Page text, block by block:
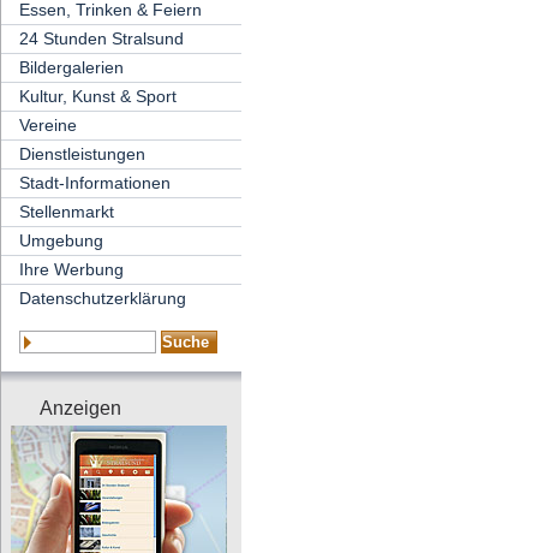
Essen, Trinken & Feiern
24 Stunden Stralsund
Bildergalerien
Kultur, Kunst & Sport
Vereine
Dienstleistungen
Stadt-Informationen
Stellenmarkt
Umgebung
Ihre Werbung
Datenschutzerklärung
Anzeigen